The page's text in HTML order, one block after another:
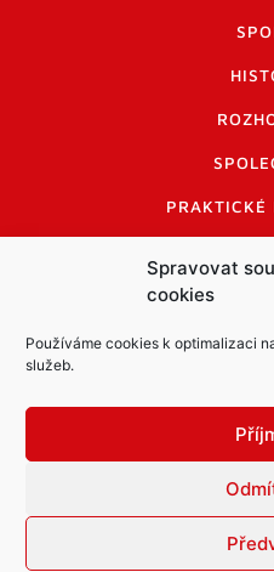
Spravovat
cookies
Používáme cookies k optimalizaci
služeb.
PRAKTICKÉ
INFORMACE A
LOGO A
© Město Mníšek pod Brdy
Informace o